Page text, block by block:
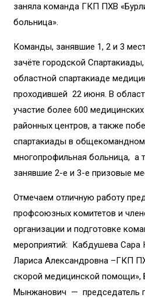
заняла команда ГКП ПХВ
больница».
Команды, занявшие 1, 2 и 3
зачёте городской
областной спартакиаде
проходившей 22 июня. В
участие более 600
районных центров, а также
спартакиады в общекомандном
многопрофильная больница, а
занявшие 2-е и 3-е призовые
Отмечаем отличную работу
профсоюзных комитетов и
организации и подготовке
мероприятий: Кабдушева Сара
Лариса Александровна –ГКП
скорой медицинской помощи»,
Мынжанович — председатель